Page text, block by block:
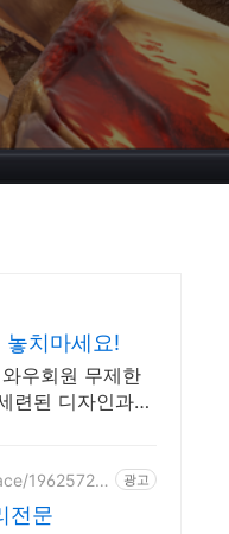
놓치마세요!
우회원 무제한
련된 디자인과
19625725
광고
전문